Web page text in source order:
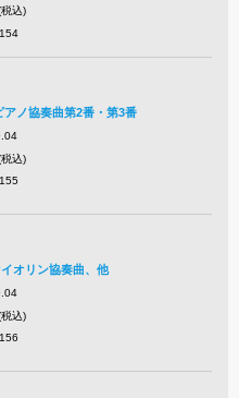
込)
アノ協奏曲第2番・第3番
込)
オリン協奏曲、他
込)